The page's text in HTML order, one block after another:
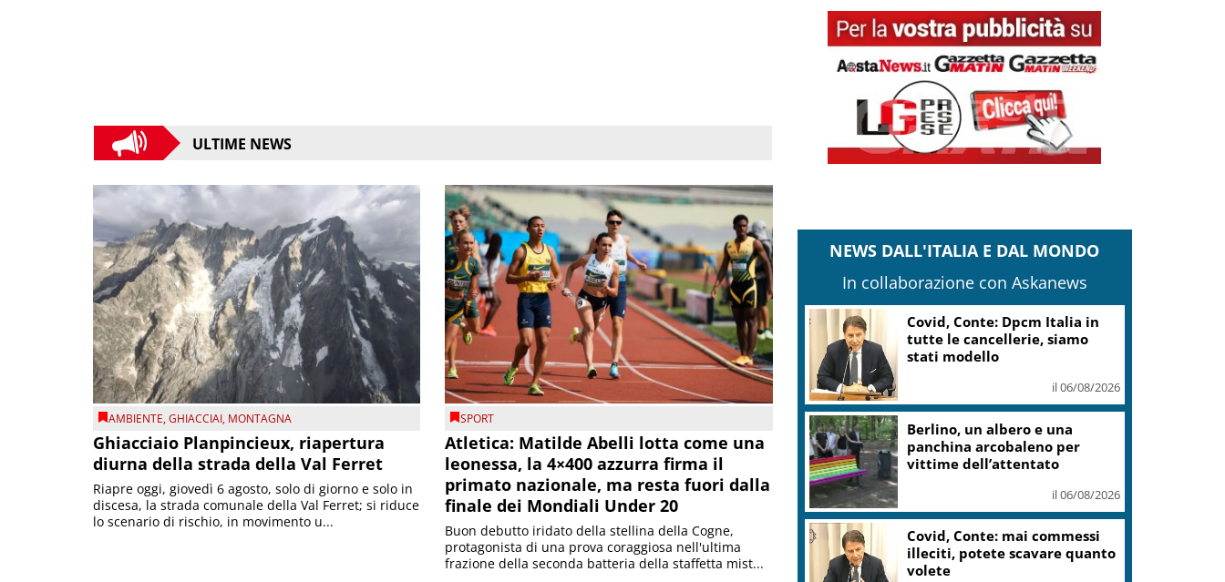
ULTIME NEWS
AMBIENTE,GHIACCIAI, MONTAGNA
Ghiacciaio Planpincieux, riapertura
diurna della strada della Val Ferret
Riapre oggi, giovedì 6 agosto, solo di giorno e solo in
discesa, la strada comunale della Val Ferret; si riduce
lo scenario di rischio, in movimento u...
SPORT
Atletica: Matilde Abelli lotta come una
leonessa, la 4×400 azzurra firma il
primato nazionale, ma resta fuori dalla
finale dei Mondiali Under 20
Buon debutto iridato della stellina della Cogne,
protagonista di una prova coraggiosa nell'ultima
frazione della seconda batteria della staffetta mist...
NEWS DALL'ITALIA E DAL MONDO
In collaborazione con Askanews
Twiga Porto Cervo ospita
E11EVEN con Diplo
Covid, Conte: irresponsabile
escludere Regioni da
perimetro indagine
il 06/08/2026
Assisi, migliaia di giovani
accolgono Papa Leone XIV